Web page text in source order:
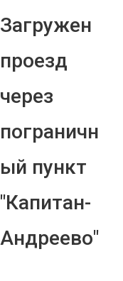
Загружен
проезд
через
пограничн
ый пункт
"Капитан-
Андреево"